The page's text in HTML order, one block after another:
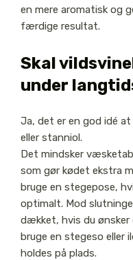
en mere aromatisk og
færdige resultat.
Skal
under
Ja, det er en god idé
eller stanniol.
Det mindsker
som gør kødet ekstra
bruge en stegepose,
optimalt. Mod
dækket, hvis du ønsker
bruge en stegeso eller
holdes på plads.